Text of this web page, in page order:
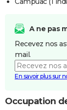
A ne pas
Recevez nos
mail.
En savoir plus sur
Occupation